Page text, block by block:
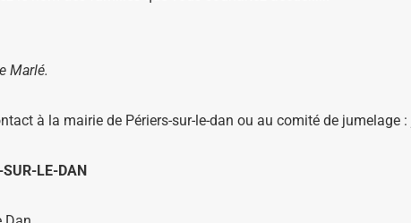
Marlé.
à la mairie de Périers-sur-le-dan ou au comité de jumelage :
LE-DAN